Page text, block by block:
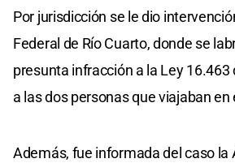
Por jurisdicción se le dio
Federal de Río Cuarto, donde se
presunta infracción a la Ley
a las dos personas que viajaban en
Además, fue informada del caso la